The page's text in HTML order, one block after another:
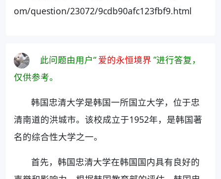
om/question/23072/9cdb90afc123fbf9.html
此问题由用户“ 爱的永恒境界 ”进行答复，
仅供参考。
韩国忠清大学是韩国一所国立大学，位于忠
清南道的洪城市。该校成立于1952年，是韩国著
名的综合性大学之一。
首先，韩国忠清大学在韩国国内具有良好的